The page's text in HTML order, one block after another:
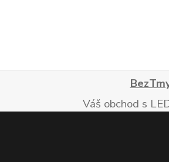
Váš obchod s